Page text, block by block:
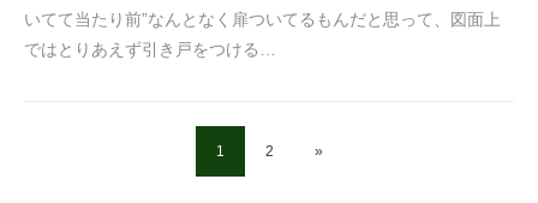
いてて当たり前”なんとなく扉ついてるもんだと思って、図面上
ではとりあえず引き戸をつける…
1 2 »